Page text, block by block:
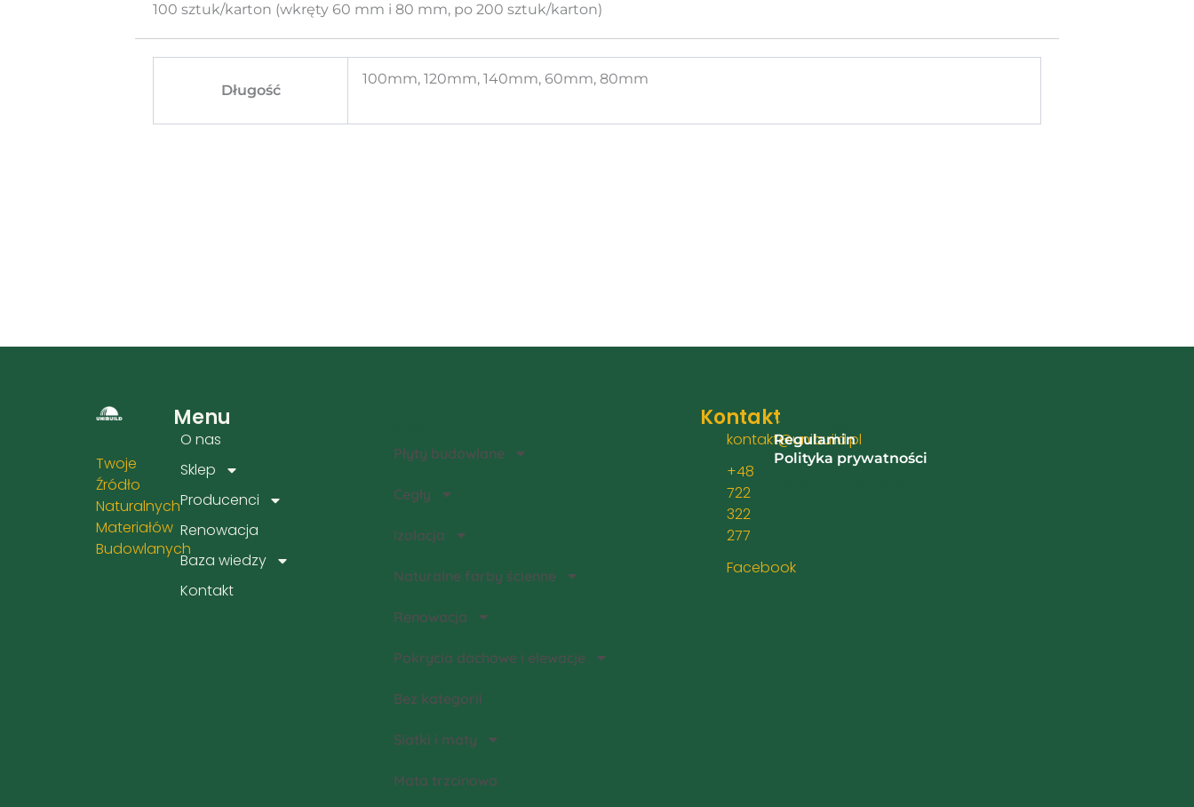
100 sztuk/karton (wkręty 60 mm i 80 mm, po 200 sztuk/karton)
Długość
100mm, 120mm, 140mm, 60mm, 80mm
Twoje
Źródło
Naturalnych
Materiałów
Budowlanych
Menu
O nas
Sklep
Producenci
Renowacja
Baza wiedzy
Kontakt
Płyty budowlane
Cegły
Izolacja
Naturalne farby ścienne
Renowacja
Pokrycia dachowe i elewacje
Bez kategorii
Siatki i maty
Mata trzcinowa
Kontakt
kontakt@unibuild.pl
+48
722
322
277
Facebook
Informacje
Regulamin
Polityka prywatności